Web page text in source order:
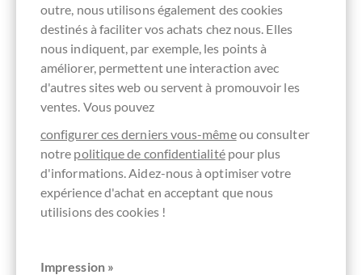
Paare
Dankeschön Geschenke
einfach dazu! Verbringen Sie zusammen mit uns
outre, nous utilisons également des cookies
destinés à faciliter vos achats chez nous. Elles
nous indiquent, par exemple, les points à
améliorer, permettent une interaction avec
d'autres sites web ou servent à promouvoir les
ventes. Vous pouvez
configurer ces derniers vous-mêmeou consulter
notre politique de confidentialitépour plus
d'informations. Aidez-nous à optimiser votre
expérience d'achat en acceptant que nous
utilisions des cookies !
Impression »